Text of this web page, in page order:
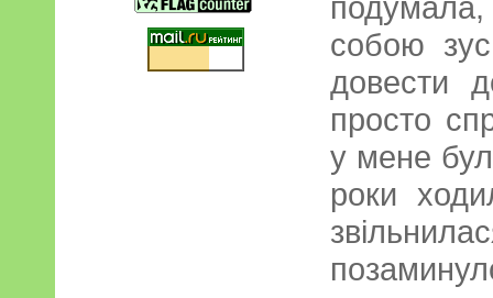
собою
довести
просто
у мене
роки